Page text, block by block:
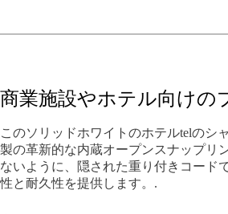
商業施設やホテル向けの
このソリッドホワイトのホテルtelのシ
製の革新的な内蔵オープンスナップリ
ないように、隠された重り付きコード
性と耐久性を提供します。.